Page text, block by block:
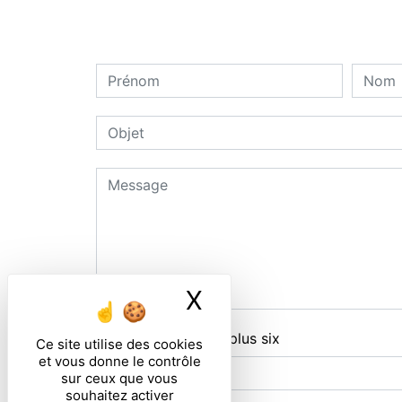
Ce site utilise des cookies
et vous donne le contrôle
sur ceux que vous
souhaitez activer
X Masquer le
Combien font zero plus six